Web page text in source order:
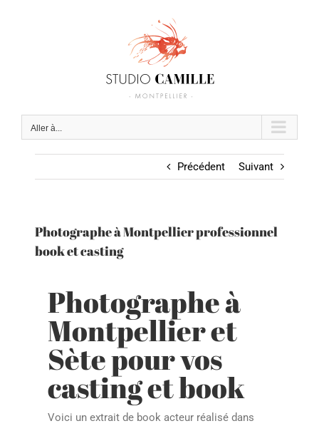
Aller à...
Précédent Suivant
Photographe à Montpellier professionnel
book et casting
Photographe à
Montpellier et
Sète pour vos
casting et book
Voici un extrait de book acteur réalisé dans